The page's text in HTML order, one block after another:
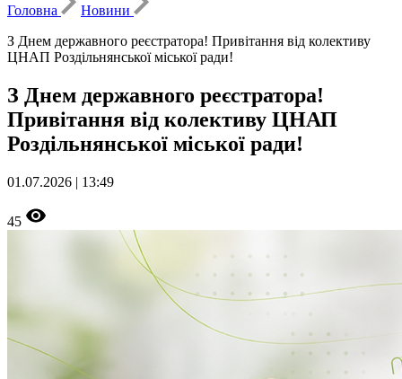
Головна
Новини
З Днем державного реєстратора! Привітання від колективу
ЦНАП Роздільнянської міської ради!
З Днем державного реєстратора!
Привітання від колективу ЦНАП
Роздільнянської міської ради!
01.07.2026 | 13:49
45